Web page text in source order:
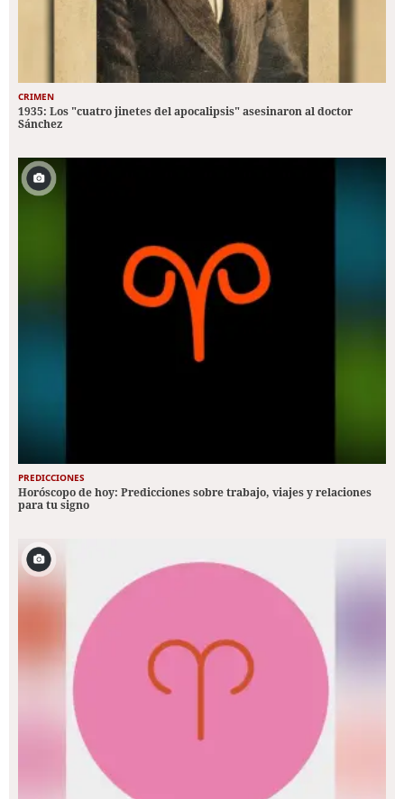
CRIMEN
1935: Los "cuatro jinetes del apocalipsis" asesinaron al doctor
Sánchez
PREDICCIONES
Horóscopo de hoy: Predicciones sobre trabajo, viajes y relaciones
para tu signo